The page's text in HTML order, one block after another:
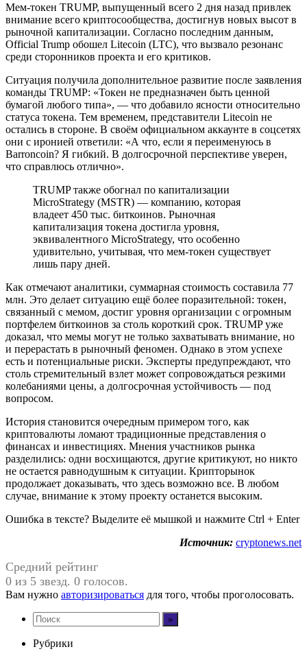
Мем-токен TRUMP, выпущенный всего 2 дня назад привлек
внимание всего криптосообщества, достигнув новых высот в
рыночной капитализации. Согласно последним данным,
Official Trump обошел Litecoin (LTC), что вызвало резонанс
среди сторонников проекта и его критиков.
Ситуация получила дополнительное развитие после заявления
команды TRUMP: «Токен не предназначен быть ценной
бумагой любого типа», — что добавило ясности относительно
статуса токена. Тем временем, представители Litecoin не
остались в стороне. В своём официальном аккаунте в соцсетях
они с иронией ответили: «А что, если я переименуюсь в
Barroncoin? Я гибкий. В долгосрочной перспективе уверен,
что справлюсь отлично».
TRUMP также обогнал по капитализации
MicroStrategy (MSTR) — компанию, которая
владеет 450 тыс. биткоинов. Рыночная
капитализация токена достигла уровня,
эквивалентного MicroStrategy, что особенно
удивительно, учитывая, что мем-токен существует
лишь пару дней.
Как отмечают аналитики, суммарная стоимость составила 77
млн. Это делает ситуацию ещё более поразительной: токен,
связанный с мемом, достиг уровня организации с огромным
портфелем биткоинов за столь короткий срок. TRUMP уже
доказал, что мемы могут не только захватывать внимание, но
и перерастать в рыночный феномен. Однако в этом успехе
есть и потенциальные риски. Эксперты предупреждают, что
столь стремительный взлет может сопровождаться резкими
колебаниями цены, а долгосрочная устойчивость — под
вопросом.
История становится очередным примером того, как
криптовалюты ломают традиционные представления о
финансах и инвестициях. Мнения участников рынка
разделились: одни восхищаются, другие критикуют, но никто
не остается равнодушным к ситуации. Крипторынок
продолжает доказывать, что здесь возможно все. В любом
случае, внимание к этому проекту останется высоким.
Ошибка в тексте? Выделите её мышкой и нажмите Ctrl + Enter
Источник: cryptonews.net
Средний рейтинг
0 из 5 звезд. 0 голосов.
Вам нужно авторизироваться для того, чтобы проголосовать.
Рубрики